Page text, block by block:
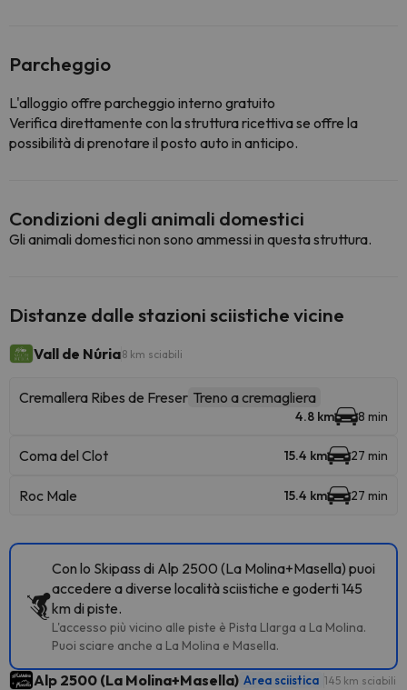
Parcheggio
L'alloggio offre parcheggio interno gratuito
Verifica direttamente con la struttura ricettiva se offre la
possibilità di prenotare il posto auto in anticipo.
Condizioni degli animali domestici
Gli animali domestici non sono ammessi in questa struttura.
Distanze dalle stazioni sciistiche vicine
Vall de Núria8 km sciabili
Cremallera Ribes de Freser Treno a cremagliera
4.8 km 8 min
Coma del Clot 15.4 km 27 min
Roc Male 15.4 km 27 min
Con lo Skipass di Alp 2500 (La Molina+Masella) puoi
accedere a diverse località sciistiche e goderti 145
km di piste.
L'accesso più vicino alle piste è Pista Llarga a La Molina.
Puoi sciare anche a La Molina e Masella.
Alp 2500 (La Molina+Masella) Area sciistica 145 km sciabili